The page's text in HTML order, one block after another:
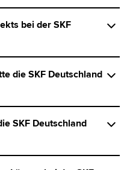
bei der SKF
das flexibel skaliert
die
bereitstellt und den
die SKF Deutschland
auf ein flexibles
Gleichzeitig benötigte
SKF Deutschland